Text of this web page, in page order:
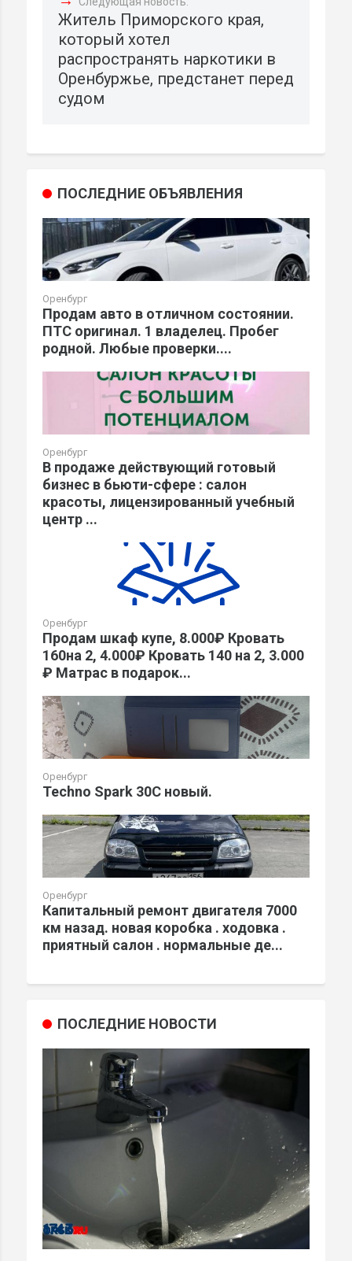
Житель Приморского края,
который хотел
распространять наркотики в
Оренбуржье, предстанет перед
судом
ПОСЛЕДНИЕ ОБЪЯВЛЕНИЯ
Оренбург
Продам авто в отличном состоянии.
ПТС оригинал. 1 владелец. Пробег
родной. Любые проверки....
Оренбург
В продаже действующий готовый
бизнес в бьюти-сфере : салон
красоты, лицензированный учебный
центр ...
Оренбург
Продам шкаф купе, 8.000₽ Кровать
160на 2, 4.000₽ Кровать 140 на 2, 3.000
₽ Матрас в подарок...
Оренбург
Techno Spark 30C новый.
Оренбург
Капитальный ремонт двигателя 7000
км назад. новая коробка . ходовка .
приятный салон . нормальные де...
ПОСЛЕДНИЕ НОВОСТИ